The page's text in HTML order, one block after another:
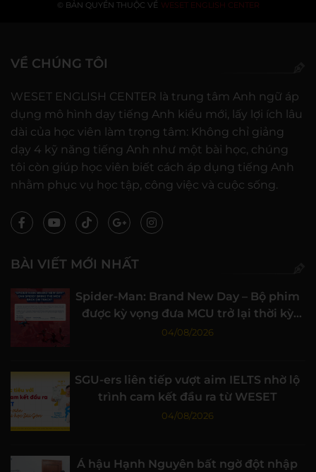
© BẢN QUYỀN THUỘC VỀ WESET ENGLISH CENTER
VỀ CHÚNG TÔI
WESET ENGLISH CENTER là trung tâm Anh ngữ áp
dụng mô hình dạy tiếng Anh kiểu mới, lấy lợi ích lâu
dài của học viên làm trọng tâm: Không chỉ giảng
dạy 4 kỹ năng tiếng Anh như một bài học, chúng
tôi còn giúp học viên biết cách áp dụng tiếng Anh
nhằm phục vụ học tập, công việc và cuộc sống.
BÀI VIẾT MỚI NHẤT
Spider-Man: Brand New Day – Bộ phim
được kỳ vọng đưa MCU trở lại thời kỳ
đỉnh cao
04/08/2026
SGU-ers liên tiếp vượt aim IELTS nhờ lộ
trình cam kết đầu ra từ WESET
04/08/2026
Á hậu Hạnh Nguyên bất ngờ đột nhập